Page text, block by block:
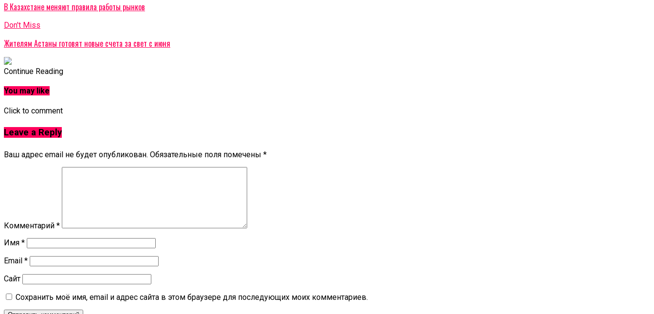
В Казахстане меняют правила работы рынков
Don't Miss
Жителям Астаны готовят новые счета за свет с июня
Continue Reading
You may like
Click to comment
Leave a Reply
Ваш адрес email не будет опубликован. Обязательные поля помечены *
Комментарий *
Имя *
Email *
Сайт
Сохранить моё имя, email и адрес сайта в этом браузере для последующих моих комментариев.